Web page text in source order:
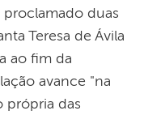
proclamado duas
Teresa de Ávila
ao fim da
avance "na
própria das